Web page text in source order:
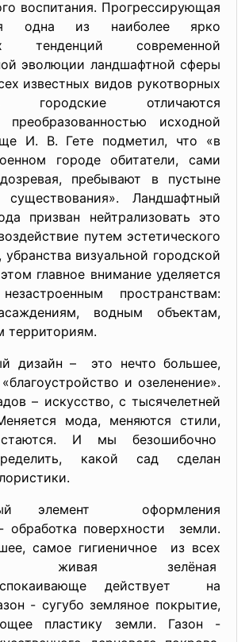
воспитания. Прогрессирующая
одна из наиболее ярко
тенденций современной
эволюции ландшафтной сферы
известных видов рукотворных
городские отличаются
преобразованностью исходной
И. В. Гете подметил, что «в
городе обитатели, сами
пребывают в пустыне
существования». Ландшафтный
призван нейтрализовать это
путем эстетического
визуальной городской
главное внимание уделяется
пространствам:
водным объектам,
территориям.
дизайн – это нечто большее,
и озеленение».
– искусство, с тысячелетней
мода, меняются стили,
И мы безошибочно
какой сад сделан
элемент оформления
обработка поверхности земли.
самое гигиеничное из всех
живая зелёная
действует на
- сугубо земляное покрытие,
пластику земли. Газон -